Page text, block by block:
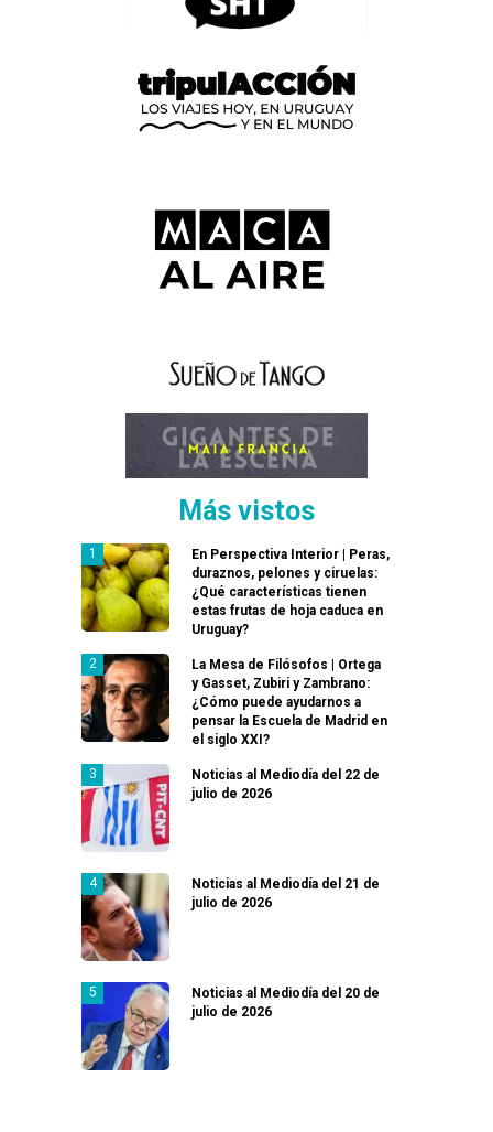
Más vistos
En Perspectiva Interior | Peras,
duraznos, pelones y ciruelas:
¿Qué características tienen
estas frutas de hoja caduca en
Uruguay?
La Mesa de Filósofos | Ortega
y Gasset, Zubiri y Zambrano:
¿Cómo puede ayudarnos a
pensar la Escuela de Madrid en
el siglo XXI?
Noticias al Mediodía del 22 de
julio de 2026
Noticias al Mediodía del 21 de
julio de 2026
Noticias al Mediodía del 20 de
julio de 2026